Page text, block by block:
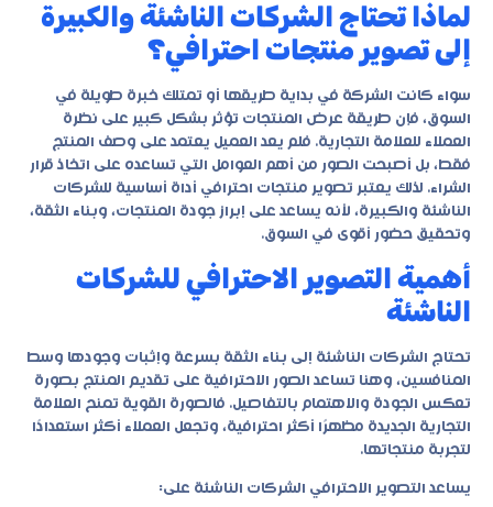
لماذا تحتاج الشركات الناشئة والكبيرة
إلى تصوير منتجات احترافي؟
سواء كانت الشركة في بداية طريقها أو تمتلك خبرة طويلة في
السوق، فإن طريقة عرض المنتجات تؤثر بشكل كبير على نظرة
العملاء للعلامة التجارية. فلم يعد العميل يعتمد على وصف المنتج
فقط، بل أصبحت الصور من أهم العوامل التي تساعده على اتخاذ قرار
الشراء. لذلك يعتبر تصوير منتجات احترافي أداة أساسية للشركات
الناشئة والكبيرة، لأنه يساعد على إبراز جودة المنتجات، وبناء الثقة،
وتحقيق حضور أقوى في السوق.
أهمية التصوير الاحترافي للشركات
الناشئة
تحتاج الشركات الناشئة إلى بناء الثقة بسرعة وإثبات وجودها وسط
المنافسين، وهنا تساعد الصور الاحترافية على تقديم المنتج بصورة
تعكس الجودة والاهتمام بالتفاصيل. فالصورة القوية تمنح العلامة
التجارية الجديدة مظهرًا أكثر احترافية، وتجعل العملاء أكثر استعدادًا
لتجربة منتجاتها.
يساعد التصوير الاحترافي الشركات الناشئة على: